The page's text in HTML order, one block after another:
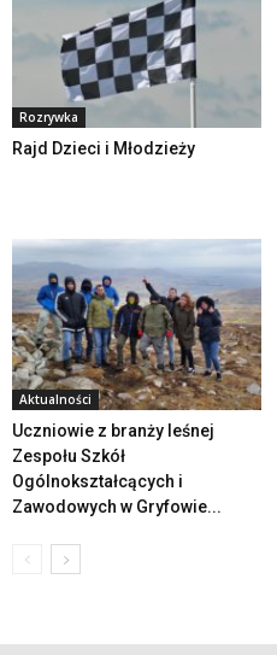
Rozrywka
Rajd Dzieci i Młodzieży
Aktualności
Uczniowie z branży leśnej
Zespołu Szkół
Ogólnokształcących i
Zawodowych w Gryfowie...